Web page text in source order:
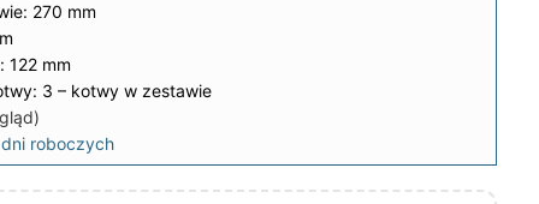
270 mm
122 mm
3 – kotwy w zestawie
roboczych